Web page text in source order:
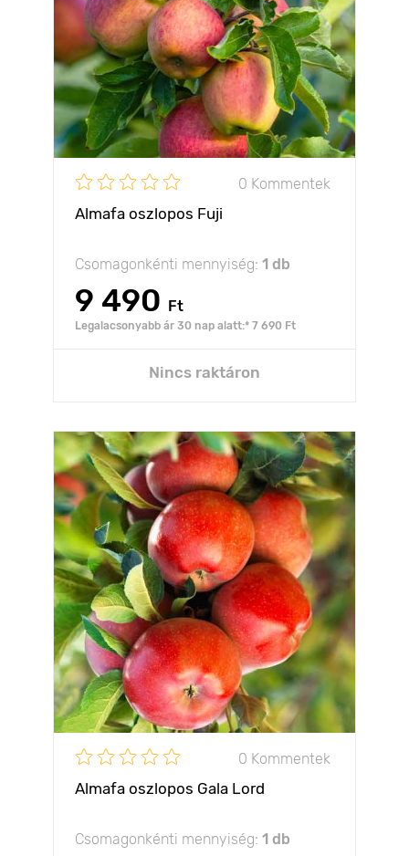
0 Kommentek
Almafa oszlopos Fuji
Csomagonkénti mennyiség: 1 db
9 490 Ft
Legalacsonyabb ár 30 nap alatt:* 7 690 Ft
Nincs raktáron
0 Kommentek
Almafa oszlopos Gala Lord
Csomagonkénti mennyiség: 1 db